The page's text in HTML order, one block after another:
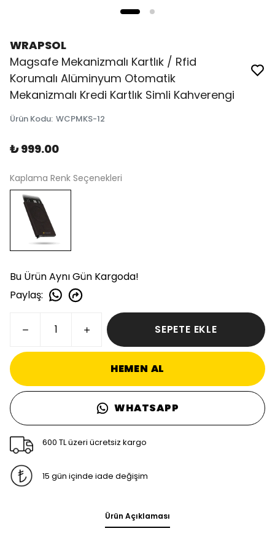
WRAPSOL
Magsafe Mekanizmalı Kartlık / Rfid
Korumalı Alüminyum Otomatik
Mekanizmalı Kredi Kartlık Simli Kahverengi
Ürün Kodu: WCPMKS-12
₺ 999.00
Kaplama Renk Seçenekleri
Bu Ürün Aynı Gün Kargoda!
Paylaş:
SEPETE EKLE
HEMEN AL
WHATSAPP
600 TL üzeri ücretsiz kargo
15 gün içinde iade değişim
Ürün Açıklaması